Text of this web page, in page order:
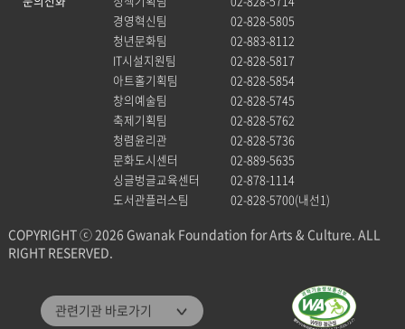
관련기관 바로가기
관악문화재단
경영혁신팀
02-828-5805
청년문화팀
02-883-8112
IT시설지원팀
02-828-5817
아트홀기획팀
02-828-5854
창의예술팀
02-828-5745
축제기획팀
02-828-5762
청렴윤리관
02-828-5736
문화도시센터
02-889-5635
싱글벙글교육센터
02-878-1114
도서관플러스팀
02-828-5700(내선1)
COPYRIGHT ⓒ 2026 Gwanak Foundation for Arts & Culture. ALL
RIGHT RESERVED.